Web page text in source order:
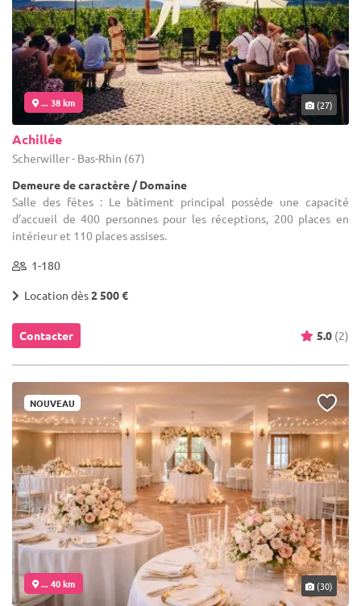
... 38 km (27)
Achillée
Scherwiller - Bas-Rhin (67)
Demeure de caractère / Domaine
Salle des fêtes : Le bâtiment principal possède une capacité
d’accueil de 400 personnes pour les réceptions, 200 places en
intérieur et 110 places assises.
1-180
Location dès2 500 €
Contacter 5.0 (2)
NOUVEAU
... 40 km (30)